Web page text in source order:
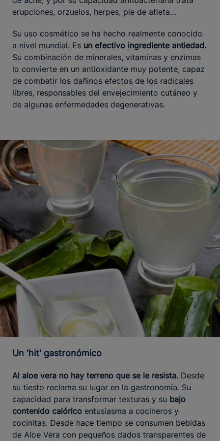
erupciones, orzuelos, herpes, pie de atleta…
Su uso cosmético se ha hecho realmente conocido
a nivel mundial. Es un efectivo ingrediente antiedad.
Su combinación de minerales, vitaminas y enzimas
lo convierte en un antioxidante muy potente, capaz
de combatir los dañinos efectos de los radicales
libres, responsables del envejecimiento cutáneo y
de algunas enfermedades degenerativas.
Un 'hit' gastronómico
Al aloe vera no hay terreno que se le resista. Desde
su tiesto reclama su lugar en la gastronomía. Su
capacidad para transformar texturas y su bajo
contenido calórico entusiasma a cocineros y
cocinitas. Desde hace tiempo se consumen bebidas
de Aloe Vera con pequeños dados transparentes de